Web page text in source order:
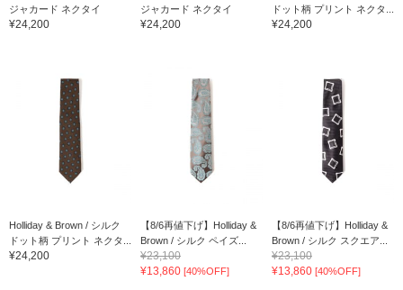
ジャカード ネクタイ
¥24,200
ジャカード ネクタイ
¥24,200
ドット柄 プリント ネクタ...
¥24,200
Holliday & Brown / シルク
ドット柄 プリント ネクタ...
¥24,200
【8/6再値下げ】Holliday &
Brown / シルク ペイズ...
¥23,100
¥13,860 [40%OFF]
【8/6再値下げ】Holliday &
Brown / シルク スクエア...
¥23,100
¥13,860 [40%OFF]